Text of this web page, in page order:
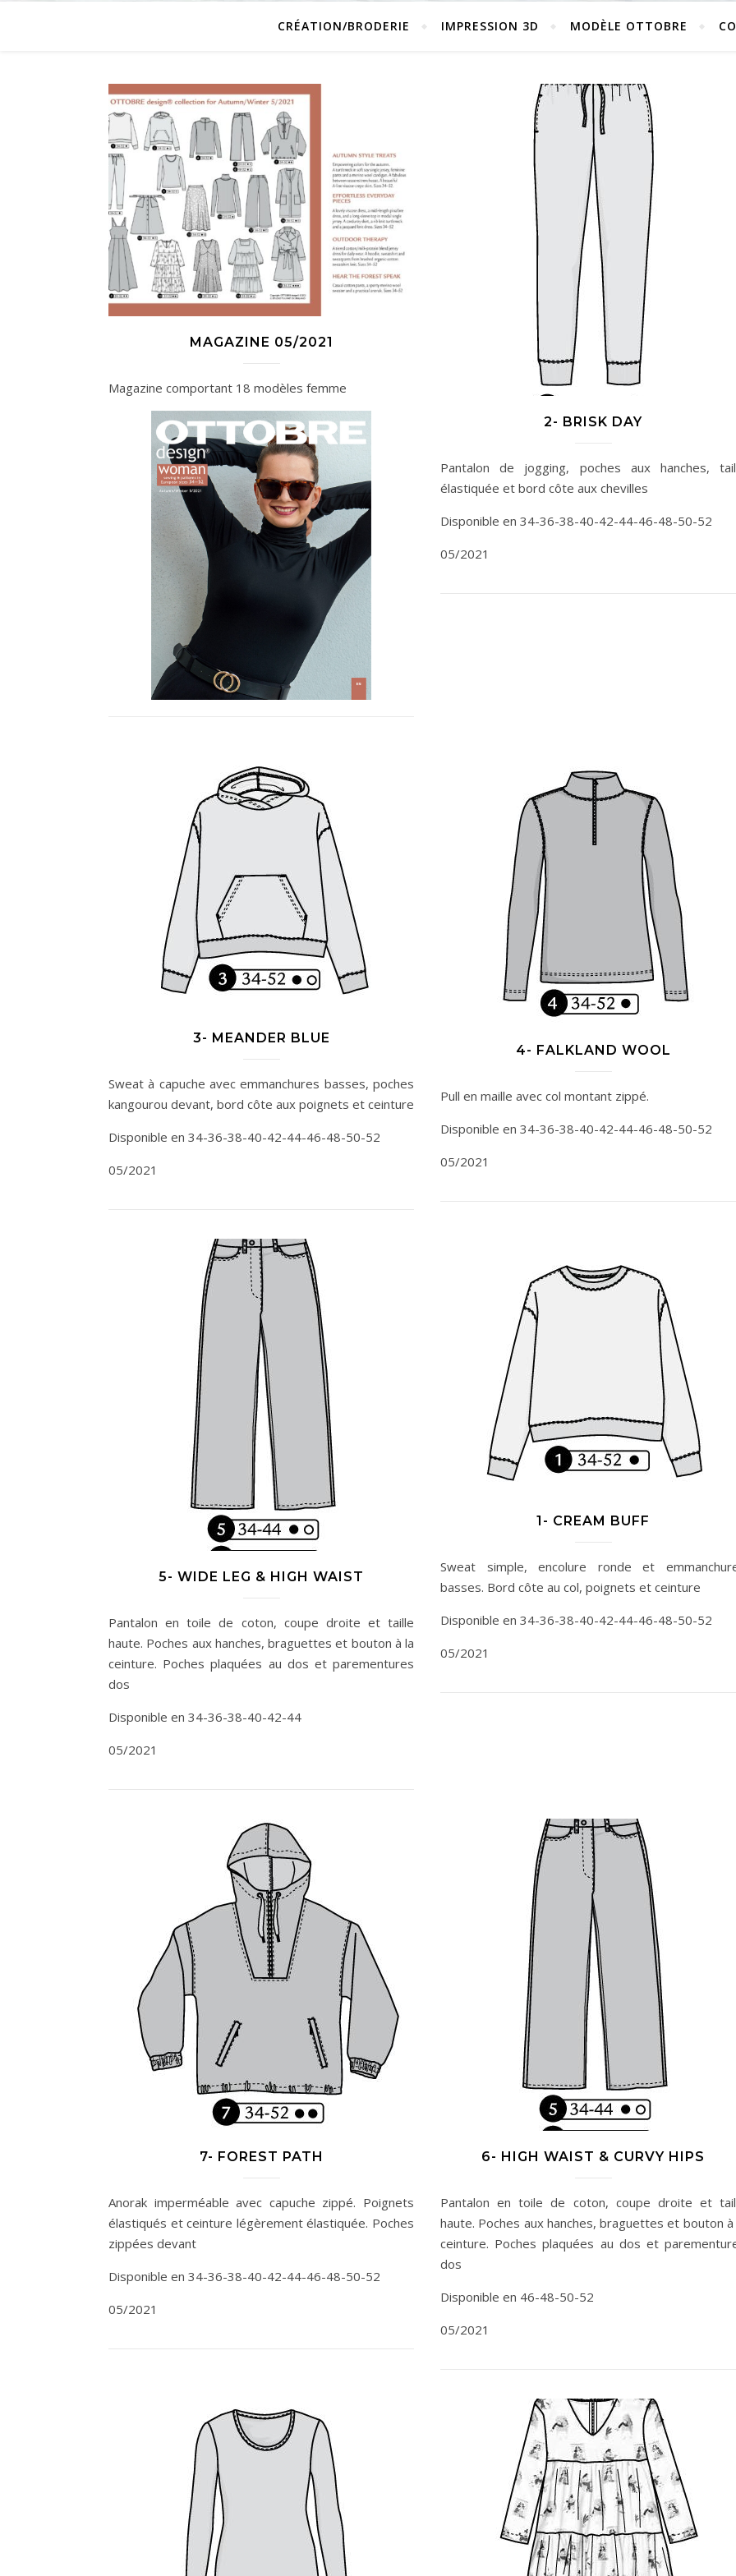
CRÉATION/BRODERIE IMPRESSION 3D MODÈLE OTTOBRE
MAGAZINE 05/2021
Magazine comportant 18 modèles femme
2- BRISK DAY
Pantalon de jogging, poches aux hanches,
élastiquée et bord côte aux chevilles
Disponible en 34-36-38-40-42-44-46-48-50-52
05/2021
3- MEANDER BLUE
Sweat à capuche avec emmanchures basses, poches
kangourou devant, bord côte aux poignets et ceinture
Disponible en 34-36-38-40-42-44-46-48-50-52
05/2021
4- FALKLAND WOOL
Pull en maille avec col montant zippé.
Disponible en 34-36-38-40-42-44-46-48-50-52
05/2021
5- WIDE LEG & HIGH WAIST
Pantalon en toile de coton, coupe droite et taille
haute. Poches aux hanches, braguettes et bouton à la
ceinture. Poches plaquées au dos et parementures
dos
Disponible en 34-36-38-40-42-44
05/2021
1- CREAM BUFF
Sweat simple, encolure ronde et
basses. Bord côte au col, poignets et ceinture
Disponible en 34-36-38-40-42-44-46-48-50-52
05/2021
7- FOREST PATH
Anorak imperméable avec capuche zippé. Poignets
élastiqués et ceinture légèrement élastiquée. Poches
zippées devant
Disponible en 34-36-38-40-42-44-46-48-50-52
05/2021
6- HIGH WAIST & CURVY HIPS
Pantalon en toile de coton, coupe droite et
haute. Poches aux hanches, braguettes et bouton à
ceinture. Poches plaquées au dos et
dos
Disponible en 46-48-50-52
05/2021